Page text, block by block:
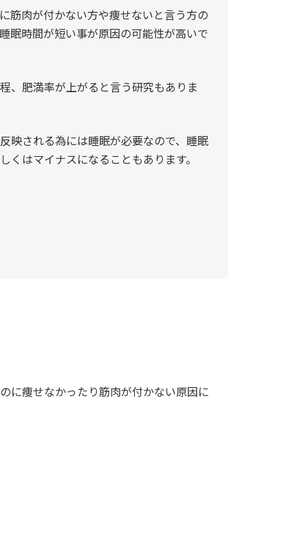
筋肉が付かない方や痩せないと言う方の
眠時間が短い事が原因の可能性が高いで
、肥満率が上がると言う研究もありま
映される為には睡眠が必要なので、睡眠
くはマイナスになることもあります。
に痩せなかったり筋肉が付かない原因に